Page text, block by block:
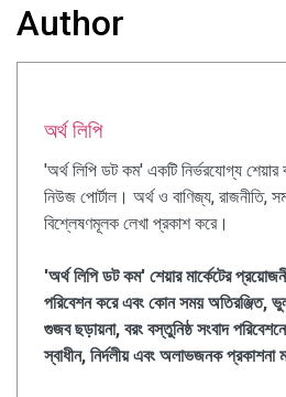
Author
অর্থ লিপি
'অর্থ লিপি ডট কম' একটি নির্ভরযোগ্য
নিউজ পোর্টাল। অর্থ ও বাণিজ্য, রাজনীতি,
বিশ্লেষণমূলক লেখা প্রকাশ করে।
'অর্থ লিপি ডট কম' শেয়ার মার্কেটের
পরিবেশন করে এবং কোন সময় অতিরঞ্জিত,
গুজব ছড়ায়না, বরং বস্তুনিষ্ঠ সংবাদ
স্বাধীন, নির্দলীয় এবং অলাভজনক প্রকাশনা